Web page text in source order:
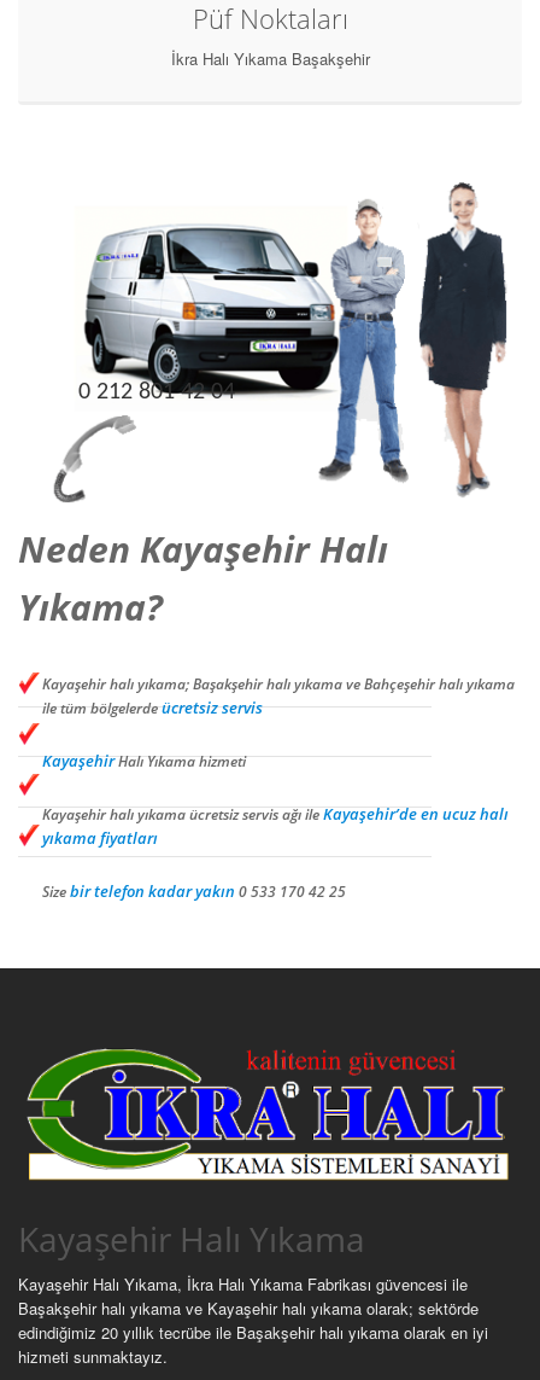
Püf Noktaları
İkra Halı Yıkama Başakşehir
0 212 801 42 04
Neden Kayaşehir Halı
Yıkama?
Kayaşehir halı yıkama; Başakşehir halı yıkama ve Bahçeşehir halı yıkama
ile tüm bölgelerdeücretsiz servis
KayaşehirHalı Yıkama hizmeti
Kayaşehir halı yıkama ücretsiz servis ağı ileKayaşehir’de en ucuz halı
yıkama fiyatları
Sizebir telefon kadar yakın 0 533 170 42 25
Kayaşehir Halı Yıkama
Kayaşehir Halı Yıkama, İkra Halı Yıkama Fabrikası güvencesi ile
Başakşehir halı yıkama ve Kayaşehir halı yıkama olarak; sektörde
edindiğimiz 20 yıllık tecrübe ile Başakşehir halı yıkama olarak en iyi
hizmeti sunmaktayız.